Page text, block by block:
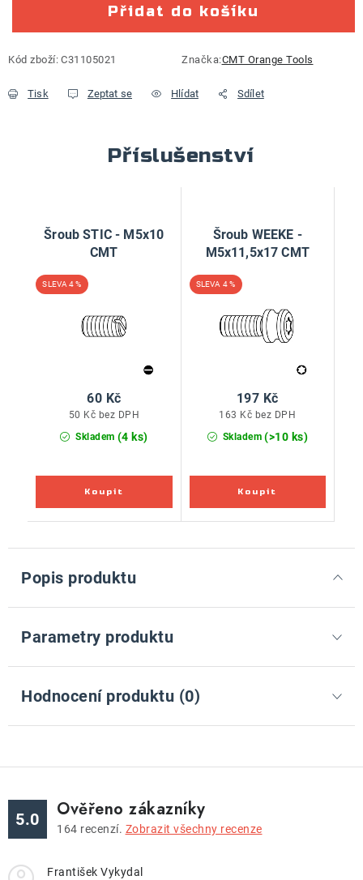
Přidat do košíku
Kód zboží: C31105021 Značka:CMT Orange Tools
Tisk Zeptat se Hlídat Sdílet
Příslušenství
Šroub STIC - M5x10
CMT
4 %
Skladem (4 ks)
50 Kč bez DPH
60 Kč
Šroub WEEKE -
M5x11,5x17 CMT
4 %
Skladem (>10 ks)
163 Kč bez DPH
197 Kč
Popis produktu
Parametry produktu
Hodnocení produktu (0)
5.0 Ověřeno zákazníky
164 recenzí. Zobrazit všechny recenze
František Vykydal